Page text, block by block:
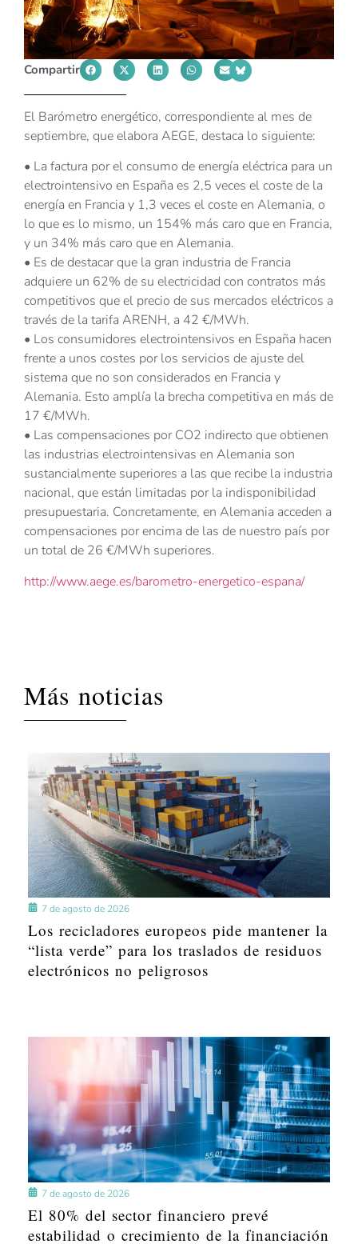
Compartir
El Barómetro energético, correspondiente al mes de
septiembre, que elabora AEGE, destaca lo siguiente:
• La factura por el consumo de energía eléctrica para un
electrointensivo en España es 2,5 veces el coste de la
energía en Francia y 1,3 veces el coste en Alemania, o
lo que es lo mismo, un 154% más caro que en Francia,
y un 34% más caro que en Alemania.
• Es de destacar que la gran industria de Francia
adquiere un 62% de su electricidad con contratos más
competitivos que el precio de sus mercados eléctricos a
través de la tarifa ARENH, a 42 €/MWh.
• Los consumidores electrointensivos en España hacen
frente a unos costes por los servicios de ajuste del
sistema que no son considerados en Francia y
Alemania. Esto amplía la brecha competitiva en más de
17 €/MWh.
• Las compensaciones por CO2 indirecto que obtienen
las industrias electrointensivas en Alemania son
sustancialmente superiores a las que recibe la industria
nacional, que están limitadas por la indisponibilidad
presupuestaria. Concretamente, en Alemania acceden a
compensaciones por encima de las de nuestro país por
un total de 26 €/MWh superiores.
http://www.aege.es/barometro-energetico-espana/
Más noticias
7 de agosto de 2026
Los recicladores europeos pide mantener la
“lista verde” para los traslados de residuos
electrónicos no peligrosos
7 de agosto de 2026
El 80% del sector financiero prevé
estabilidad o crecimiento de la financiación